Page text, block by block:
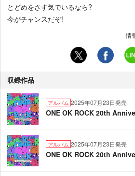
とどめをさす気でいるなら?
今がチャンスだぞ!
情
収録作品
アルバム 2025年07月23日発売
ONE OK ROCK 20th
アルバム 2025年07月23日発売
ONE OK ROCK 20th